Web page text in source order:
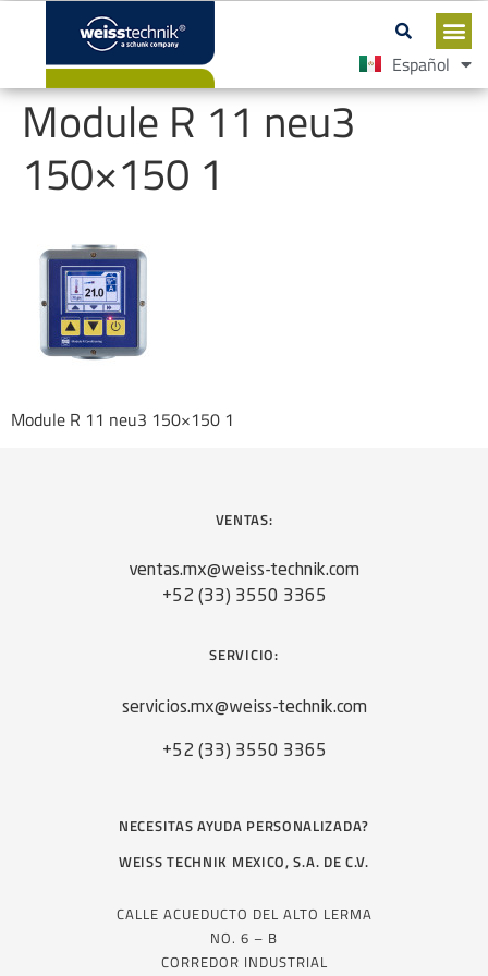
Español
English
Module R 11 neu3
150×150 1
Module R 11 neu3 150×150 1
VENTAS:
ventas.mx@weiss-technik.com
+52 (33) 3550 3365
SERVICIO:
servicios.mx@weiss-technik.com
+52 (33) 3550 3365
NECESITAS AYUDA PERSONALIZADA?
WEISS TECHNIK MEXICO, S.A. DE C.V.
CALLE ACUEDUCTO DEL ALTO LERMA
NO. 6 – B
CORREDOR INDUSTRIAL